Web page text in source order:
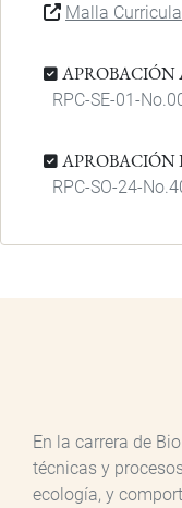
Malla
APROBACIÓN
RPC-SE-01-
APROBACIÓN
RPC-SO-24-
En la carrera de
técnicas y
ecología, y